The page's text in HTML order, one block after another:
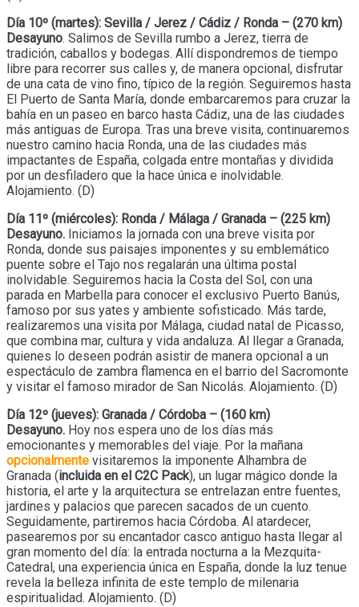
Día 10º (martes): Sevilla / Jerez / Cádiz / Ronda – (270 km)
Desayuno. Salimos de Sevilla rumbo a Jerez, tierra de
tradición, caballos y bodegas. Allí dispondremos de tiempo
libre para recorrer sus calles y, de manera opcional, disfrutar
de una cata de vino fino, típico de la región. Seguiremos hasta
El Puerto de Santa María, donde embarcaremos para cruzar la
bahía en un paseo en barco hasta Cádiz, una de las ciudades
más antiguas de Europa. Tras una breve visita, continuaremos
nuestro camino hacia Ronda, una de las ciudades más
impactantes de España, colgada entre montañas y dividida
por un desfiladero que la hace única e inolvidable.
Alojamiento. (D)
Día 11º (miércoles): Ronda / Málaga / Granada – (225 km)
Desayuno. Iniciamos la jornada con una breve visita por
Ronda, donde sus paisajes imponentes y su emblemático
puente sobre el Tajo nos regalarán una última postal
inolvidable. Seguiremos hacia la Costa del Sol, con una
parada en Marbella para conocer el exclusivo Puerto Banús,
famoso por sus yates y ambiente sofisticado. Más tarde,
realizaremos una visita por Málaga, ciudad natal de Picasso,
que combina mar, cultura y vida andaluza. Al llegar a Granada,
quienes lo deseen podrán asistir de manera opcional a un
espectáculo de zambra flamenca en el barrio del Sacromonte
y visitar el famoso mirador de San Nicolás. Alojamiento. (D)
Día 12º (jueves): Granada / Córdoba – (160 km)
Desayuno. Hoy nos espera uno de los días más
emocionantes y memorables del viaje. Por la mañana
opcionalmente visitaremos la imponente Alhambra de
Granada (incluida en el C2C Pack), un lugar mágico donde la
historia, el arte y la arquitectura se entrelazan entre fuentes,
jardines y palacios que parecen sacados de un cuento.
Seguidamente, partiremos hacia Córdoba. Al atardecer,
pasearemos por su encantador casco antiguo hasta llegar al
gran momento del día: la entrada nocturna a la Mezquita-
Catedral, una experiencia única en España, donde la luz tenue
revela la belleza infinita de este templo de milenaria
espiritualidad. Alojamiento. (D)